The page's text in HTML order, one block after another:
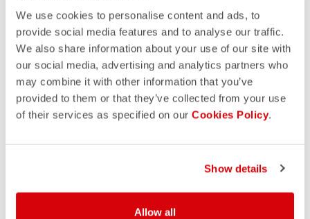
We use cookies to personalise content and ads, to
provide social media features and to analyse our traffic.
We also share information about your use of our site with
our social media, advertising and analytics partners who
may combine it with other information that you’ve
provided to them or that they’ve collected from your use
of their services as specified on our Cookies Policy.
Show details
Allow all